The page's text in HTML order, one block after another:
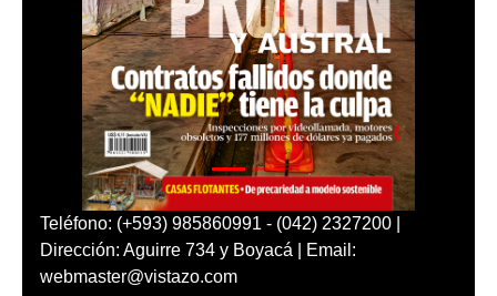
Teléfono: (+593) 985860991 - (042) 2327200 |
Dirección: Aguirre 734 y Boyacá | Email:
webmaster@vistazo.com